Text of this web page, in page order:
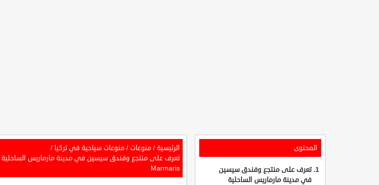
المحتوى
تعرف على منتجع وفندق سيسين
في مدينة مارماريس الساحلية
الرئيسية / منوعات / منوعات سياحية في تركيا /
Marmaris